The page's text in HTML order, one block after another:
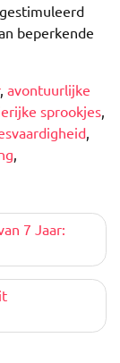
beperkende
, avontuurlijke
sprookjes
7 Jaar: